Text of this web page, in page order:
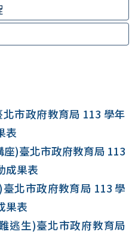
市政府教育局 113 學年
表
)臺北市政府教育局 113
成果表
北市政府教育局 113 學
果表
逃生)臺北市政府教育局